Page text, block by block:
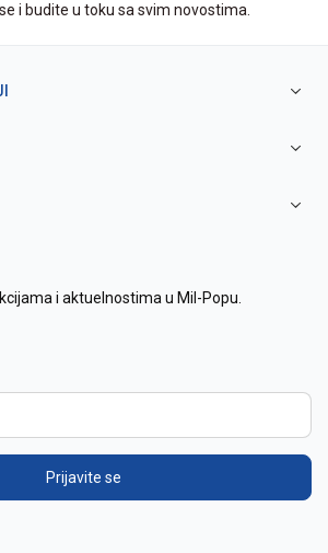
i budite u toku sa svim novostima.
i aktuelnostima u Mil-Popu.
Prijavite se